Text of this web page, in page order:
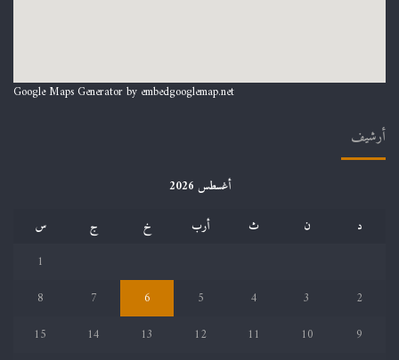
Google Maps Generator by embedgooglemap.net
أرشيف
أغسطس 2026
د
ن ث أرب خ ج
س
1
2
3
4
5
6
7
8
9
10
11
12
13
14
15